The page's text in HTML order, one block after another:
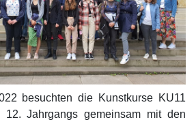
besuchten die Kunstkurse KU11
Jahrgangs gemeinsam mit den